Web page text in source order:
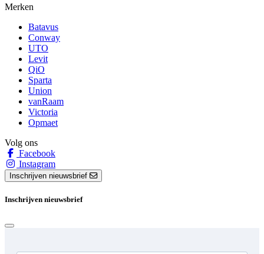
Merken
Batavus
Conway
UTO
Levit
QiO
Sparta
Union
vanRaam
Victoria
Opmaet
Volg ons
Facebook
Instagram
Inschrijven nieuwsbrief
Inschrijven nieuwsbrief